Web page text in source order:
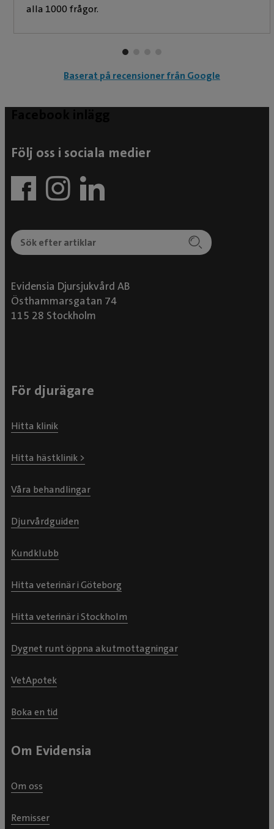
alla 1000 frågor.
Baserat på recensioner från Google
Följ oss i sociala medier
Evidensia Djursjukvård AB
Östhammarsgatan 74
115 28 Stockholm
För djurägare
Hitta klinik
Hitta hästklinik >
Våra behandlingar
Djurvårdguiden
Kundklubb
Hitta veterinär i Göteborg
Hitta veterinär i Stockholm
Dygnet runt öppna akutmottagningar
VetApotek
Boka en tid
Om Evidensia
Om oss
Remisser